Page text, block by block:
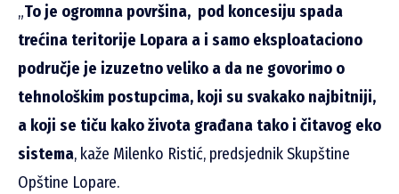
„To je ogromna površina, pod koncesiju spada
trećina teritorije Lopara a i samo eksploataciono
područje je izuzetno veliko a da ne govorimo o
tehnološkim postupcima, koji su svakako najbitniji,
a koji se tiču kako života građana tako i čitavog eko
sistema, kaže Milenko Ristić, predsjednik Skupštine
Opštine Lopare.